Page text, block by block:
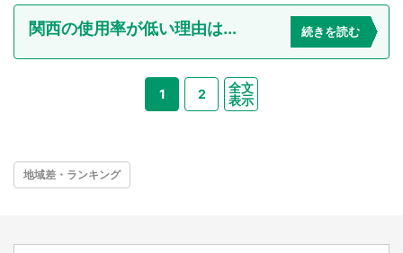
関西の使用率が低い理由は... 続きを読む
1 2
全文
表示
地域差・ランキング